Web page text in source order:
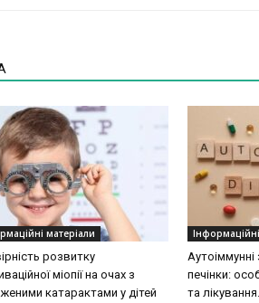
матеріали
розвитку
міопії на очах з
катарактами у дітей
печінки:
та